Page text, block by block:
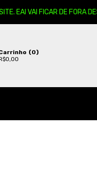
EAI VAI FICAR DE FORA
(0)